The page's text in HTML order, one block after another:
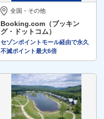
全国・その他
Booking.com（ブッキン
グ・ドットコム）
セゾンポイントモール経由で永久
不滅ポイント最大6倍